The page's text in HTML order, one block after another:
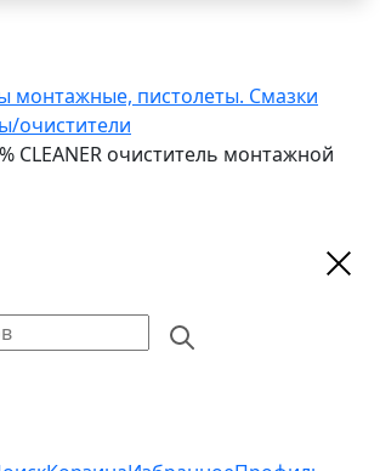
монтажные, пистолеты. Смазки
очистители
CLEANER очиститель монтажной